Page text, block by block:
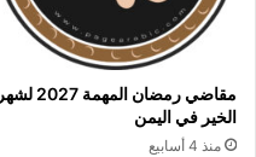
مقاضي رمضان المهمة 2027 لشهر
الخير في اليمن
منذ 4 أسابيع